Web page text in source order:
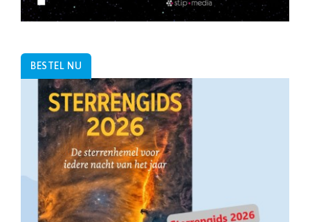
BESTEL NU